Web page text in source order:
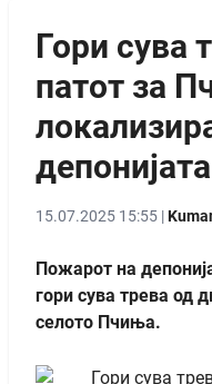
Гори сува
патот за
15.07.2025 15:55 |
Пожарот на
гори сува трева од
селото Пчиња.